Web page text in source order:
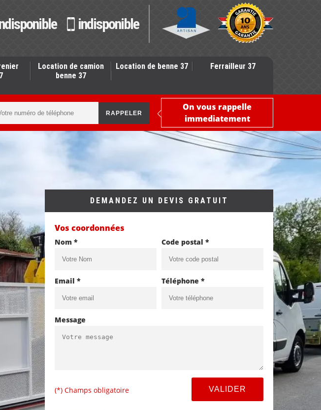
indisponible
Location de camion
benne 37
Location de benne 37 Ferrailleur 37
On vous rappelle
immediatement
DEMANDEZ UN DEVIS GRATUIT
Vos coordonnées
Nom * Code postal *
Email * Téléphone *
Message
(*) Champs obligatoire